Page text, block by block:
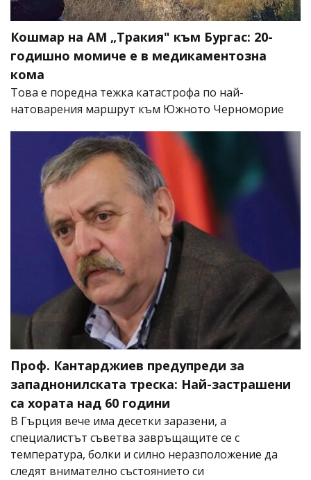
Кошмар на АМ „Тракия" към Бургас: 20-
годишно момиче е в медикаментозна
кома
Това е поредна тежка катастрофа по най-
натоварения маршрут към Южното Черноморие
Проф. Кантарджиев предупреди за
западнонилската треска: Най-застрашени
са хората над 60 години
В Гърция вече има десетки заразени, а
специалистът съветва завръщащите се с
температура, болки и силно неразположение да
следят внимателно състоянието си